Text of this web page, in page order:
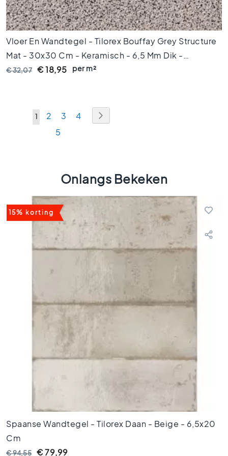
e
l
s
V
l
o
t
w
c
i
Vloer En Wandtegel - Tilorex Bouffay Grey Structure
Mat - 30x30 Cm - Keramisch - 6,5 Mm Dik -
VTX60717
€ 32,07 € 18,95 per m²
Pagina
U
1 Pagina
2 Pagina
3 Pagina
4
Pagina
5
Onlangs Bekeken
15% korting
Spaanse Wandtegel - Tilorex Daan - Beige - 6,5x20
Cm
€ 94,55 € 79,99